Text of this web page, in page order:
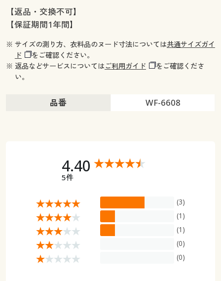
【返品・交換不可】
【保証期間1年間】
※ サイズの測り方、衣料品のヌード寸法については共通サイズガイ
ド
をご確認ください。
※ 返品などサービスについてはご利用ガイド
をご確認くださ
い。
品番 WF-6608
4.40
5件
(3)
(1)
(1)
(0)
(0)